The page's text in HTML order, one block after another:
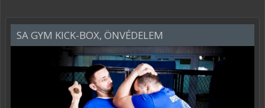
SA GYM KICK-BOX, ÖNVÉDELEM